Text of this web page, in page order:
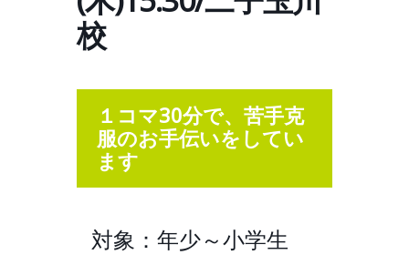
校
１コマ30分で、苦手克
服のお手伝いをしてい
ます
対象：年少～小学生